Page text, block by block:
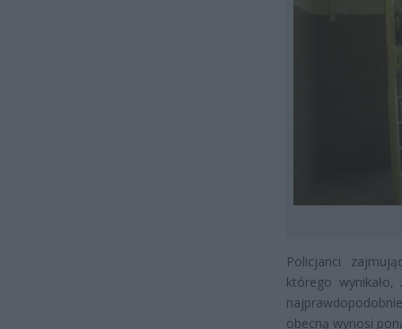
Policjanci
którego
obecną wynosi